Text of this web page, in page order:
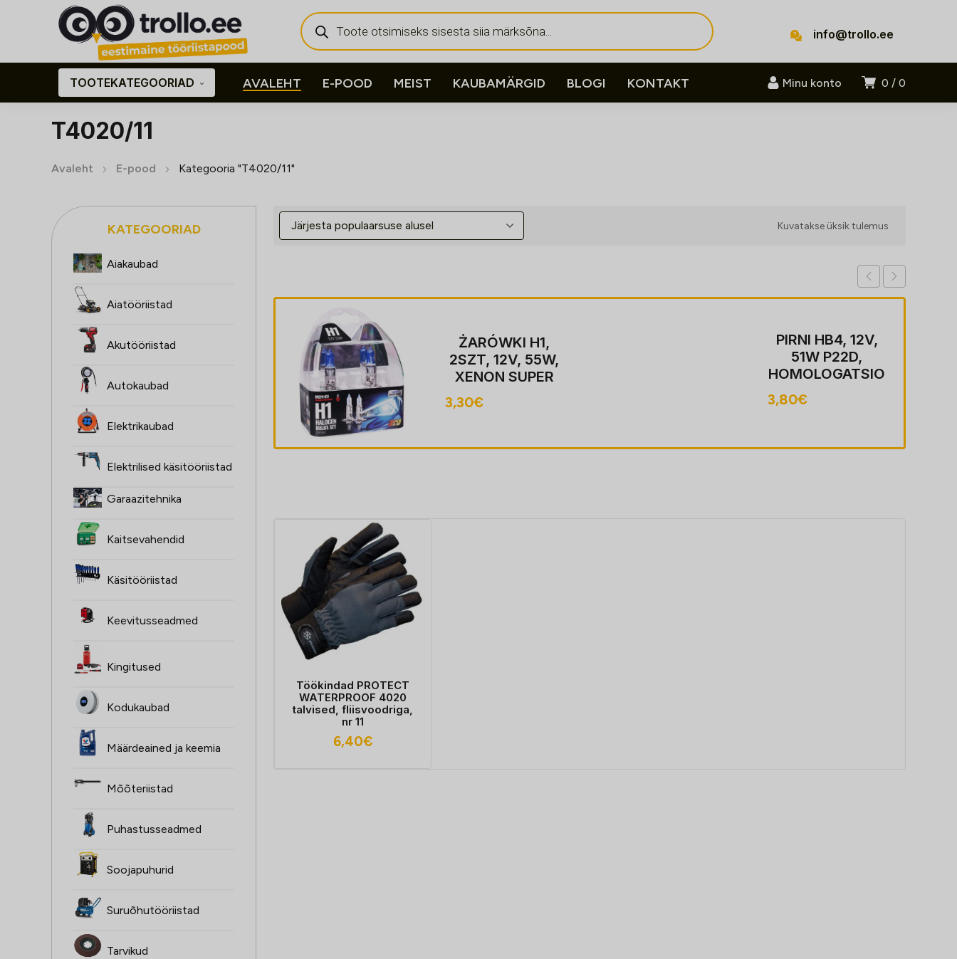
Products
search
info@trollo.ee
0 0
Minu konto
TOOTEKATEGOORIAD AVALEHT E-POOD MEIST KAUBAMÄRGID BLOGI KONTAKT
T4020/11
Avaleht E-pood Kategooria "T4020/11"
KATEGOORIAD
Aiakaubad
Aiatööriistad
Akutööriistad
Autokaubad
Elektrikaubad
Elektrilised käsitööriistad
Garaazitehnika
Kaitsevahendid
Käsitööriistad
Keevitusseadmed
Kingitused
Kodukaubad
Määrdeained ja keemia
Mõõteriistad
Puhastusseadmed
Soojapuhurid
Suruõhutööriistad
Tarvikud
Kuvatakse üksik tulemus
ŻARÓWKI H1,
2SZT, 12V, 55W,
XENON SUPER
valge P14,5S,
4000K,
HOMOLOGACJA
Töökindad PROTECT
WATERPROOF 4020
talvised, fliisvoodriga,
nr 11
6,40€